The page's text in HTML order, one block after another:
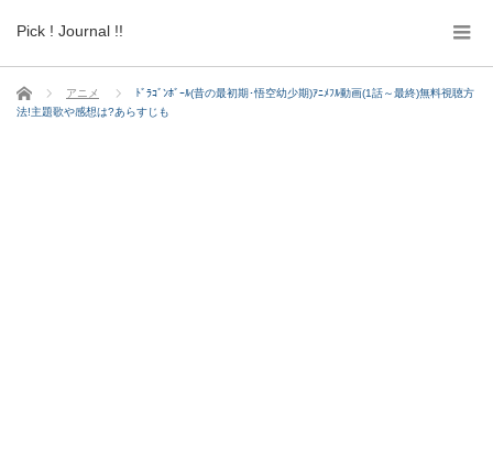
Pick ! Journal !!
ホーム アニメ
ﾄﾞﾗｺﾞﾝﾎﾞｰﾙ(昔の最初期･悟空幼少期)ｱﾆﾒﾌﾙ動画(1話～最終)無料視聴方
法!主題歌や感想は?あらすじも